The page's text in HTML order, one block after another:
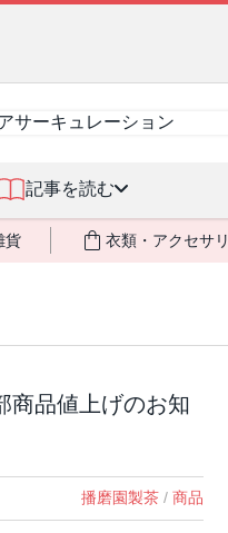
記事を読む
貨 衣類・アクセサリ
商品値上げのお知
播磨園製茶/ 商品